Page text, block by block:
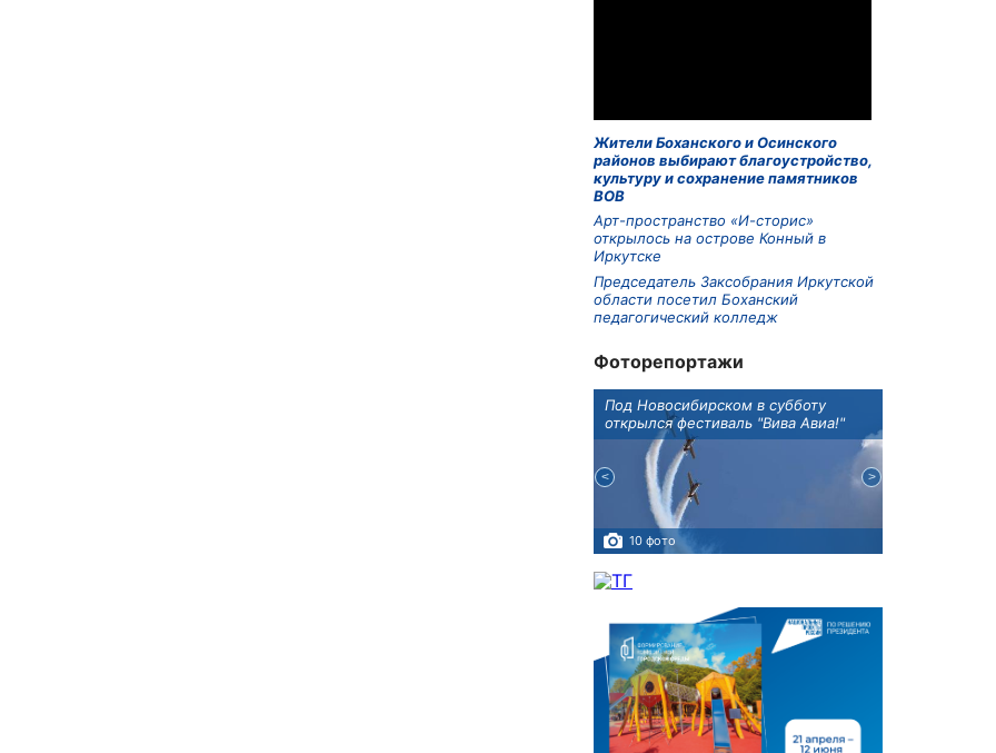
Жители Боханского и Осинского
районов выбирают благоустройство,
культуру и сохранение памятников
ВОВ
Арт-пространство «И-сторис»
открылось на острове Конный в
Иркутске
Председатель Заксобрания Иркутской
области посетил Боханский
педагогический колледж
Фоторепортажи
Под Новосибирском в субботу
открылся фестиваль "Вива Авиа!"
10 фото